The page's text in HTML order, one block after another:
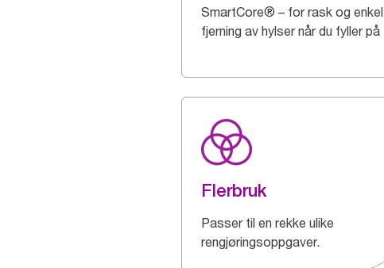
SmartCore® – for rask og enkel
fjerning av hylser når du fyller på
Flerbruk
Passer til en rekke ulike
rengjøringsoppgaver.